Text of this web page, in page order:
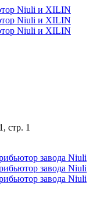
Niuli и XILIN
стр. 1
завода Niuli